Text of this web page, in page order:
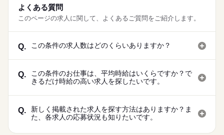
よくある質問
このページの求人に関して、よくあるご質問をご紹介します。
Q. この条件の求人数はどのくらいありますか？
Q.
この条件のお仕事は、平均時給はいくらですか？で
きるだけ時給の高い求人を探したいです。
Q.
新しく掲載された求人を探す方法はありますか？ま
た、各求人の応募状況も知りたいです。